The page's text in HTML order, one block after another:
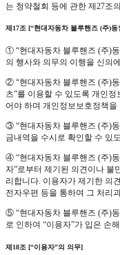
는 청약철회 등에 관한 제27조
제17조 [“현대자동차 블루핸즈 (주)
① “현대자동차 블루핸즈 (주)
의 행사와 의무의 이행을 신의
② “현대자동차 블루핸즈 (주)
츠”를 이용할 수 있도록 개인
어야 하며 개인정보보호정책
③ “현대자동차 블루핸즈 (주)
금내역을 수시로 확인할 수 있
④ “현대자동차 블루핸즈 (주)
자”로부터 제기된 의견이나 불
리합니다. 이용자가 제기한 의
전자우편 등을 통하여 그 처리
⑤ “현대자동차 블루핸즈 (주)
로 인하여 “이용자”가 입은 손
제18조 [“이용자”의 의무]